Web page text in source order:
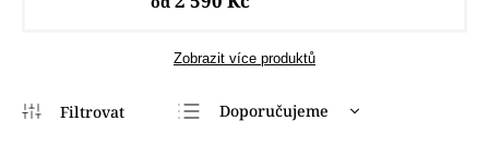
Zobrazit více produktů
Doporučujeme